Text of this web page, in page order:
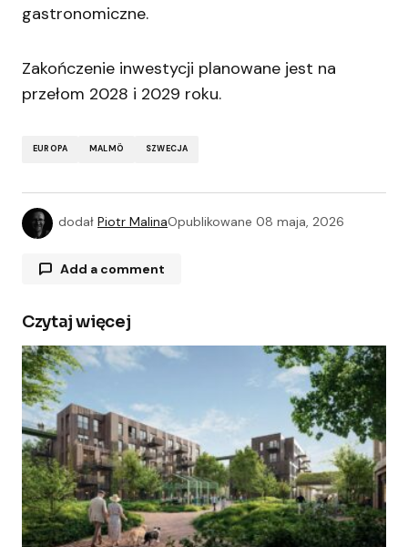
gastronomiczne.
Zakończenie inwestycji planowane jest na
przełom 2028 i 2029 roku.
EUROPA MALMÖ SZWECJA
dodał Piotr MalinaOpublikowane 08 maja, 2026
Add a comment
Twój adres e-mail nie zostanie opublikowany.
Wymagane pola są oznaczone
Comment*
Your Name*
Czytaj więcej